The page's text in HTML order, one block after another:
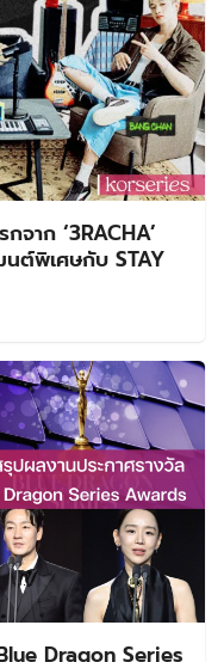
จาก ‘3RACHA’
นต์พิเศษกับ STAY
Dragon Series